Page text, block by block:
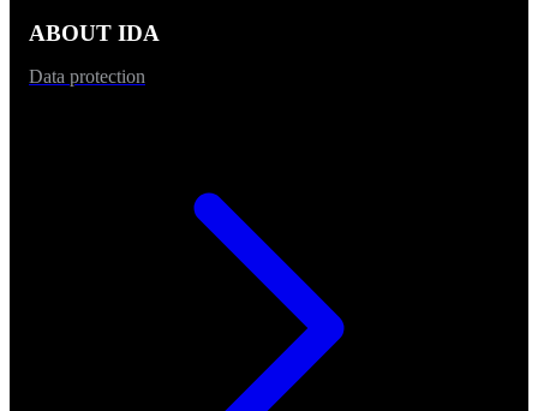
ABOUT IDA
Data protection